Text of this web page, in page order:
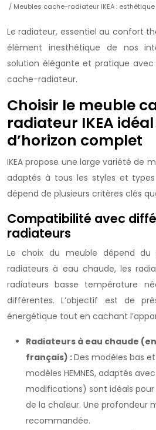
/ Meubles cache-radiateur IKEA :
Le radiateur, essentiel au confort
élément inesthétique de nos
solution élégante et pratique
cache-radiateur.
Choisir le meuble
radiateur IKEA
d’horizon complet
IKEA propose une large variété de
adaptés à tous les styles et
dépend de plusieurs critères clés
Compatibilité avec
radiateurs
Le choix du meuble dépend du
radiateurs à eau chaude, les
radiateurs basse température
différentes. L’objectif est de
énergétique tout en cachant
Radiateurs à eau chaude
français) :Des modèles bas
modèles HEMNES, adaptés
modifications) sont idéals
de la chaleur. Une profondeur
recommandée.